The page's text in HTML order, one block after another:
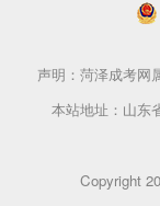
声明：菏泽成考网
本站地址：山东
Copyright